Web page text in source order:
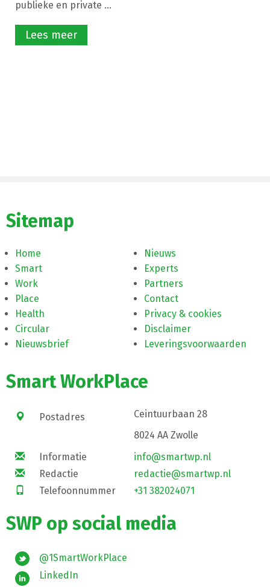
publieke en private ...
Lees meer
Sitemap
Home
Smart
Work
Place
Health
Circular
Nieuwsbrief
Nieuws
Experts
Partners
Contact
Privacy & cookies
Disclaimer
Leveringsvoorwaarden
Smart WorkPlace
Postadres
Ceintuurbaan 28
8024 AA Zwolle
Informatie
info@smartwp.nl
Redactie
redactie@smartwp.nl
Telefoonnummer
+31 382024071
SWP op social media
@1SmartWorkPlace
LinkedIn